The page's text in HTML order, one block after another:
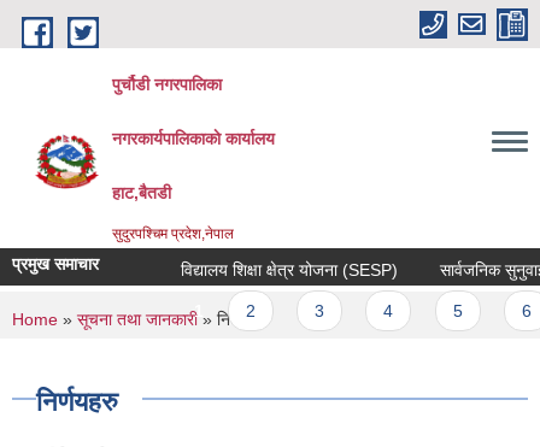
Skip to main content
पुर्चौडी नगरपालिका
नगरकार्यपालिकाकाे कार्यालय
हाट,बैतडी
सुदुरपश्चिम प्रदेश,नेपाल
प्रमुख समाचार विद्यालय शिक्षा क्षेत्र योजना (SESP) सार्वजनिक सुनुवाई
Pages
1 2
You are here
Home » सूचना तथा जानकारी » निर्णयहरु
निर्णयहरु